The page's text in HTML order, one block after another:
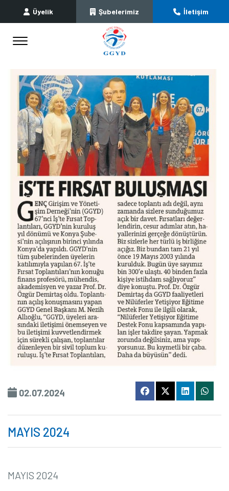
Üyelik Şubelerimiz İletişim
02.07.2024
MAYIS 2024
MAYIS 2024